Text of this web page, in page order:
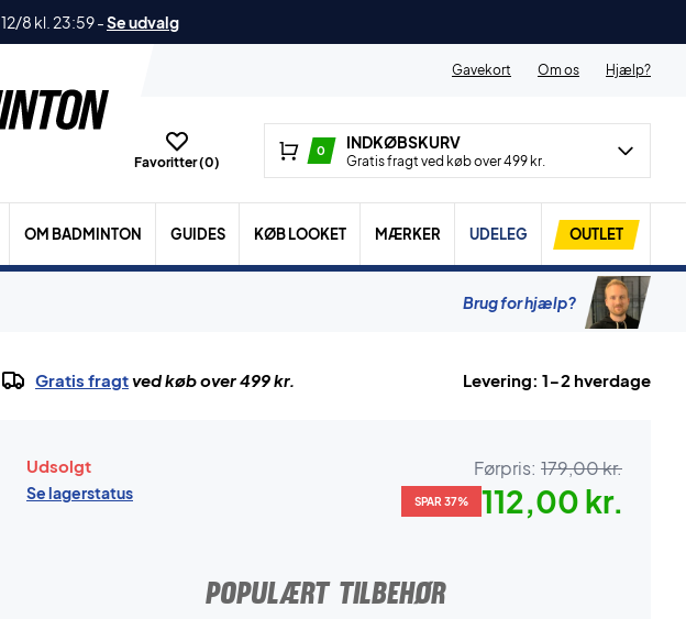
8 kl. 23:59-Se udvalg
Gavekort Om os Hjælp?
Favoritter (0)
0 INDKØBSKURV
Gratis fragt ved køb over 499 kr.
OM BADMINTON GUIDES KØB LOOKET MÆRKER UDELEG OUTLET
Brug for hjælp?
Gratis fragtved køb over 499 kr. Levering: 1-2 hverdage
Udsolgt
Se lagerstatus
Førpris: 179,00 kr.
SPAR 37% 112,00 kr.
POPULÆRT TILBEHØR